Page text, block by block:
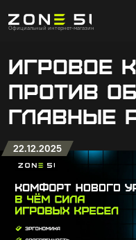
Официальный интернет-магазин
Главная
Блог
Главные 4 преимущества
ИГРОВОЕ
ПРОТИВ
ГЛАВНЫЕ
22.12.2025